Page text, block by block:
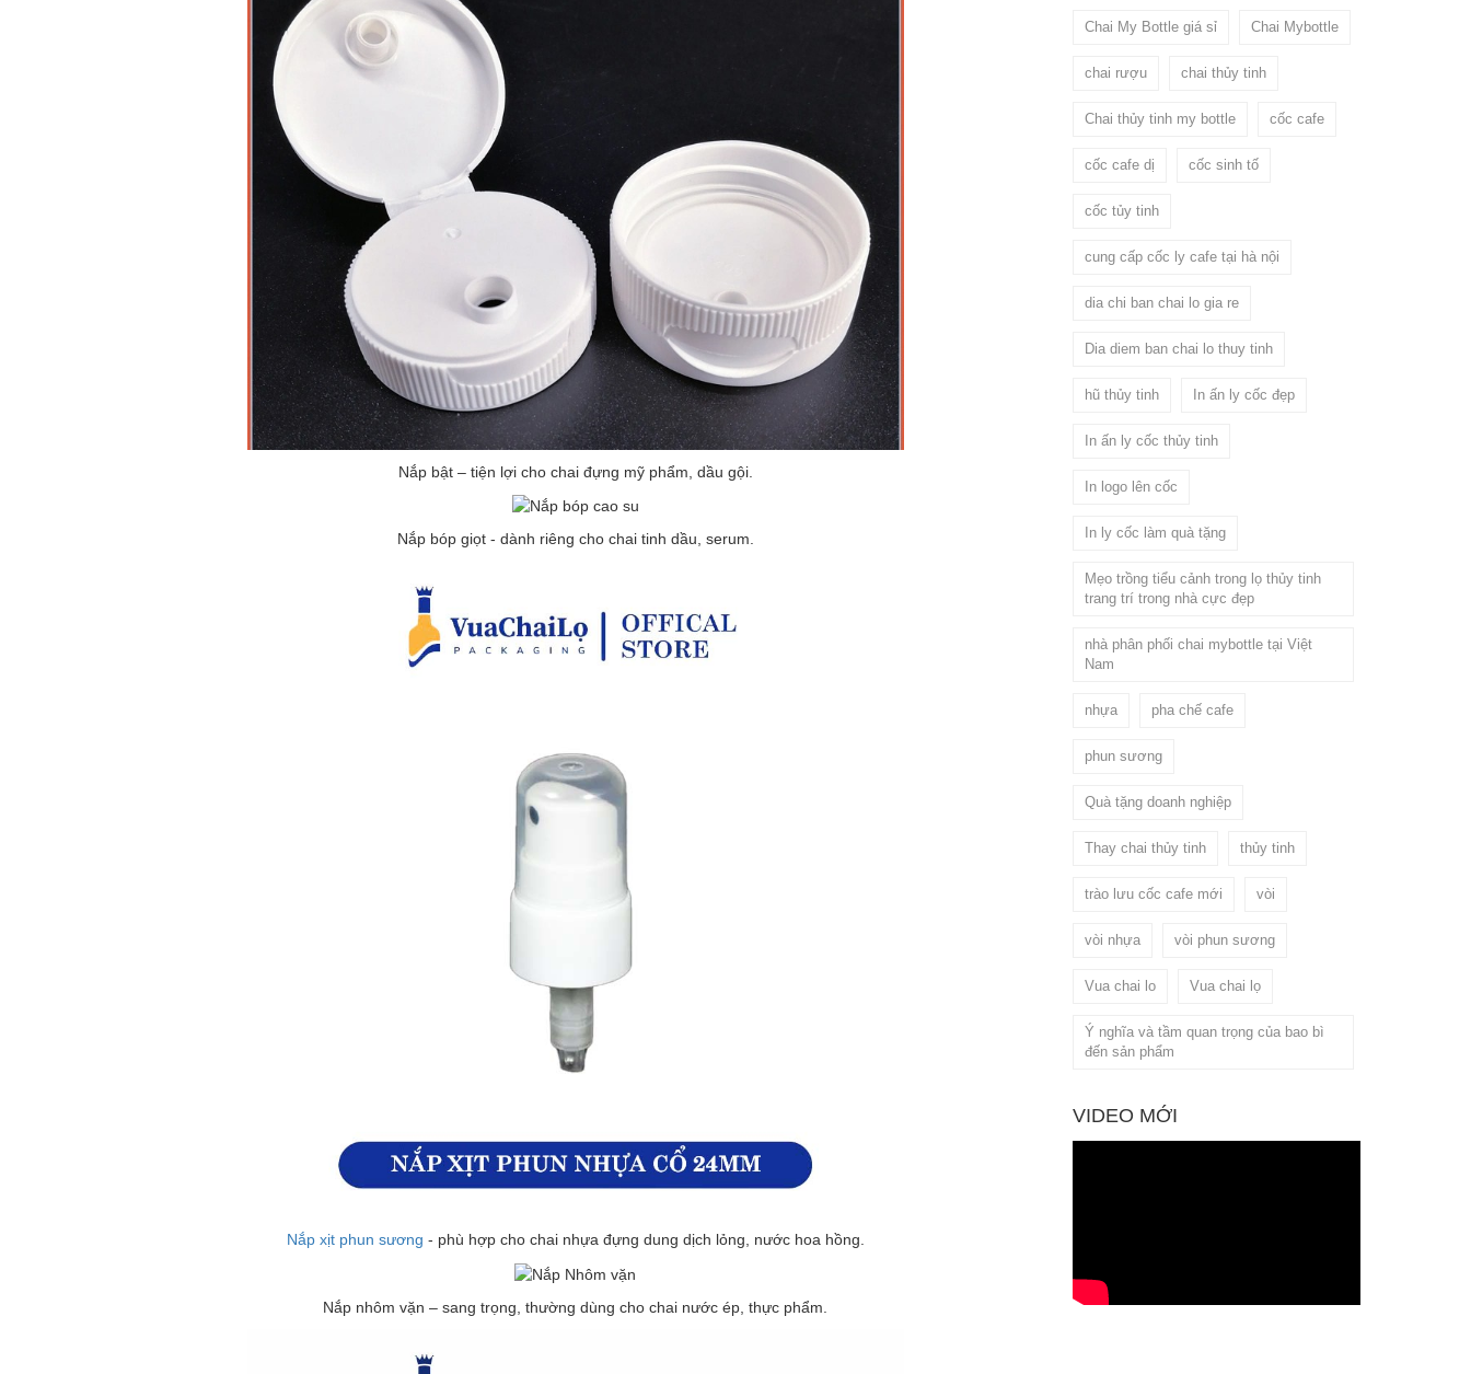
Nắp bật – tiện lợi cho chai đựng mỹ phẩm, dầu gội.
Nắp bóp giọt - dành riêng cho chai tinh dầu, serum.
Nắp xịt phun sương - phù hợp cho chai nhựa đựng dung dịch lỏng, nước hoa hồng.
Nắp nhôm vặn – sang trọng, thường dùng cho chai nước ép, thực phẩm.
Chai My Bottle giá sỉ Chai Mybottle
chai rượu chai thủy tinh
Chai thủy tinh my bottle cốc cafe
cốc cafe dị cốc sinh tố
cốc tủy tinh
cung cấp cốc ly cafe tại hà nội
dia chi ban chai lo gia re
Dia diem ban chai lo thuy tinh
hũ thủy tinh In ấn ly cốc đẹp
In ấn ly cốc thủy tinh
In logo lên cốc
In ly cốc làm quà tặng
Mẹo trồng tiểu cảnh trong lọ thủy tinh
trang trí trong nhà cực đẹp
nhà phân phối chai mybottle tại Việt
Nam
nhựa pha chế cafe
phun sương
Quà tặng doanh nghiệp
Thay chai thủy tinh thủy tinh
trào lưu cốc cafe mới vòi
vòi nhựa vòi phun sương
Vua chai lo Vua chai lọ
Ý nghĩa và tầm quan trọng của bao bì
đến sản phẩm
VIDEO MỚI